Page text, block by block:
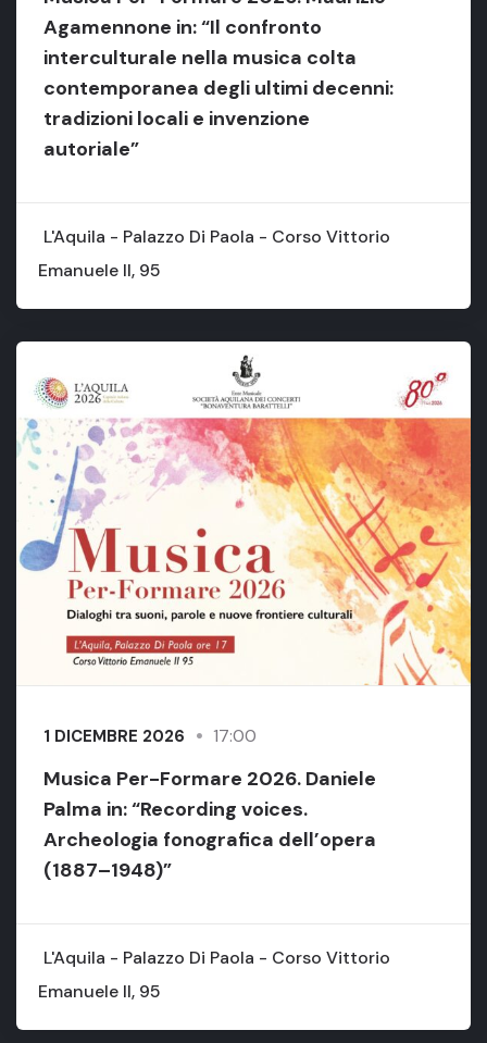
Agamennone in: “Il confronto
interculturale nella musica colta
contemporanea degli ultimi decenni:
tradizioni locali e invenzione
autoriale”
L'Aquila - Palazzo Di Paola - Corso Vittorio
Emanuele II, 95
1 DICEMBRE 2026 17:00
Musica Per-Formare 2026. Daniele
Palma in: “Recording voices.
Archeologia fonografica dell’opera
(1887–1948)”
L'Aquila - Palazzo Di Paola - Corso Vittorio
Emanuele II, 95